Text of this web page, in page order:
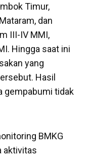
Timur,
dan
III-IV MMI,
Hingga saat ini
yang
Hasil
gempabumi tidak
BMKG
aktivitas